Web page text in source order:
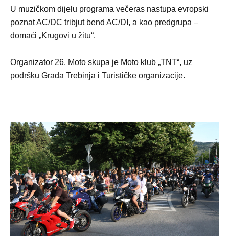
U muzičkom dijelu programa večeras nastupa evropski
poznat AC/DC tribjut bend AC/DI, a kao predgrupa –
domaći „Krugovi u žitu“.
Organizator 26. Moto skupa je Moto klub „TNT“, uz
podršku Grada Trebinja i Turističke organizacije.